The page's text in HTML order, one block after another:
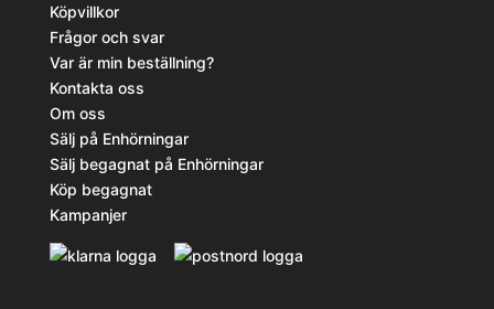
Köpvillkor
Frågor och svar
Var är min beställning?
Kontakta oss
Om oss
Sälj på Enhörningar
Sälj begagnat på Enhörningar
Köp begagnat
Kampanjer